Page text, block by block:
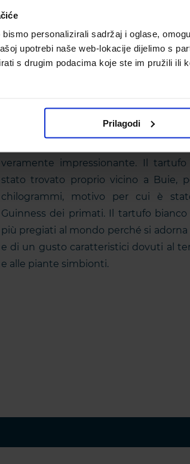
personalizirali sadržaj i oglase,
upotrebi naše web-lokacije dijelimo s
s drugim podacima koje ste im pružili ili
Prilagodi
valle del fiume Quieto e la mistica
nascondono luoghi segreti che
nascondono con cura condividendoli
fedeli cani.
dicembre, nelle albe sognanti prima
sole, i cercatori seguono
veramente impressionante. Il
stato trovato proprio vicino a Buie,
chilogrammi, motivo per cui è
Guinness dei primati. Il tartufo
più pregiati al mondo perché si
e di un gusto caratteristici dovuti al
e alle piante simbionti.